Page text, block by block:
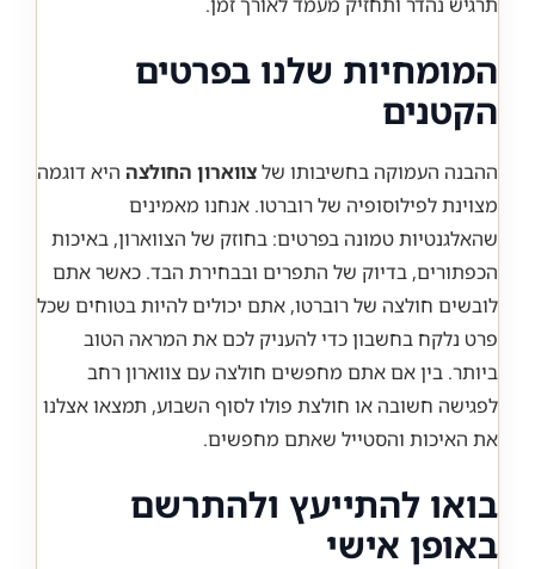
המומחיות שלנו בפרטים
הקטנים
ההבנה העמוקה בחשיבותו שלצווארון החולצה היא דוגמה
מצוינת לפילוסופיה של רוברטו. אנחנו מאמינים
שהאלגנטיות טמונה בפרטים: בחוזק של הצווארון, באיכות
הכפתורים, בדיוק של התפרים ובבחירת הבד. כאשר אתם
לובשים חולצה של רוברטו, אתם יכולים להיות בטוחים שכל
פרט נלקח בחשבון כדי להעניק לכם את המראה הטוב
ביותר. בין אם אתם מחפשים חולצה עם צווארון רחב
לפגישה חשובה או חולצת פולו לסוף השבוע, תמצאו אצלנו
את האיכות והסטייל שאתם מחפשים.
בואו להתייעץ ולהתרשם
באופן אישי